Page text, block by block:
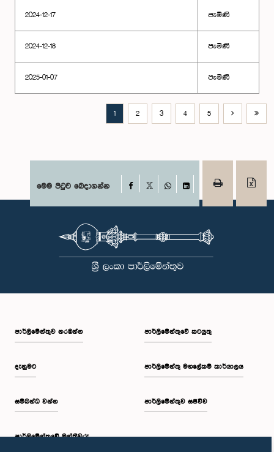
2024-12-17 පැමිණි
2024-12-18 පැමිණි
2025-01-07 පැමිණි
1 2 3 4 5
මෙම පිටුව බෙදාගන්න Facebook
WhatsAppLinkedIn
පාර්ලි‌මේන්තුව නරඹන්න
දැනුමට
සම්බන්ධ වන්න
පාර්ලි‌මේන්තුවේ මන්ත්‍රීවරු
පාර්ලිමේන්තුවේ කටයුතු
පාර්ලිමේන්තු මහලේකම් කාර්යාලය
පාර්ලිමේන්තුව සජීවීව